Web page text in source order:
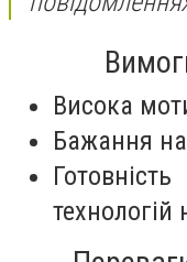
Висока
Бажання